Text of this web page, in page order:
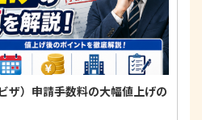
ザ）申請手数料の大幅値上げの